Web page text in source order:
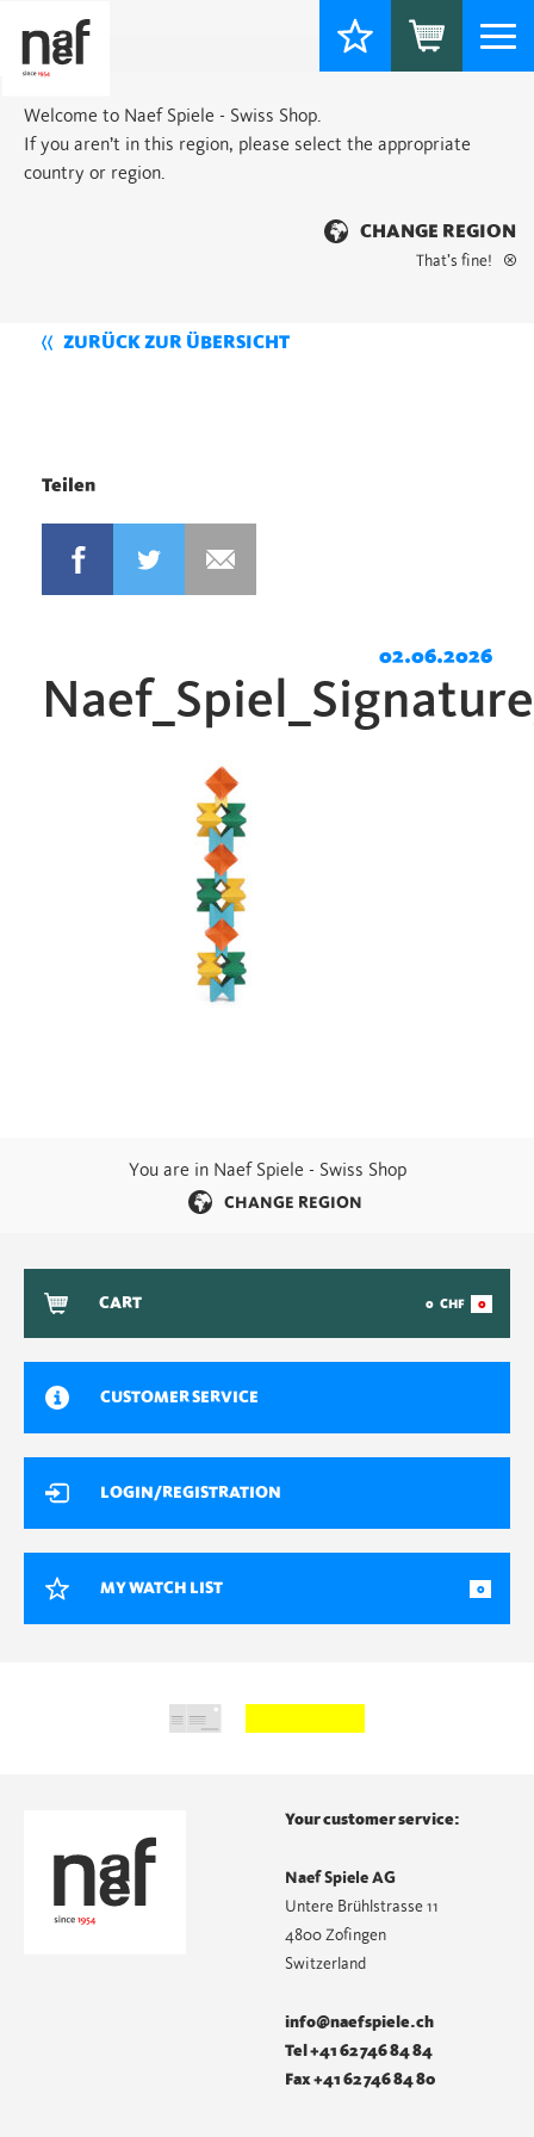
Welcome to Naef Spiele - Swiss Shop.
If you aren’t in this region, please select the appropriate
country or region.
CHANGE REGION
That’s fine!
ZURÜCK ZUR ÜBERSICHT
Teilen
02.06.2026
You are in Naef Spiele - Swiss Shop
CHANGE REGION
CART 0 CHF 0
CUSTOMER SERVICE
LOGIN/REGISTRATION
MY WATCH LIST 0
Your customer service:
Naef Spiele AG
Untere Brühlstrasse 11
4800 Zofingen
Switzerland
info@naefspiele.ch
Tel +41 62 746 84 84
Fax +41 62 746 84 80